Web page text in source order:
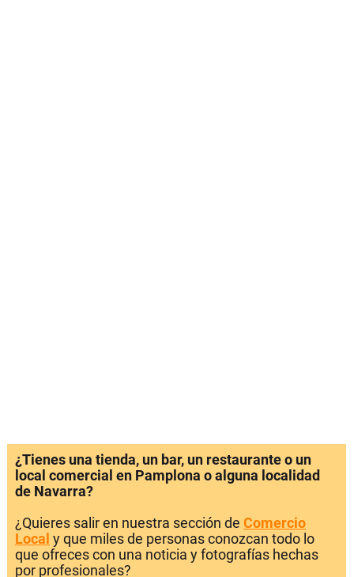
¿Tienes una tienda, un bar, un restaurante o un
local comercial en Pamplona o alguna localidad
de Navarra?
¿Quieres salir en nuestra sección de Comercio
Local y que miles de personas conozcan todo lo
que ofreces con una noticia y fotografías hechas
por profesionales?